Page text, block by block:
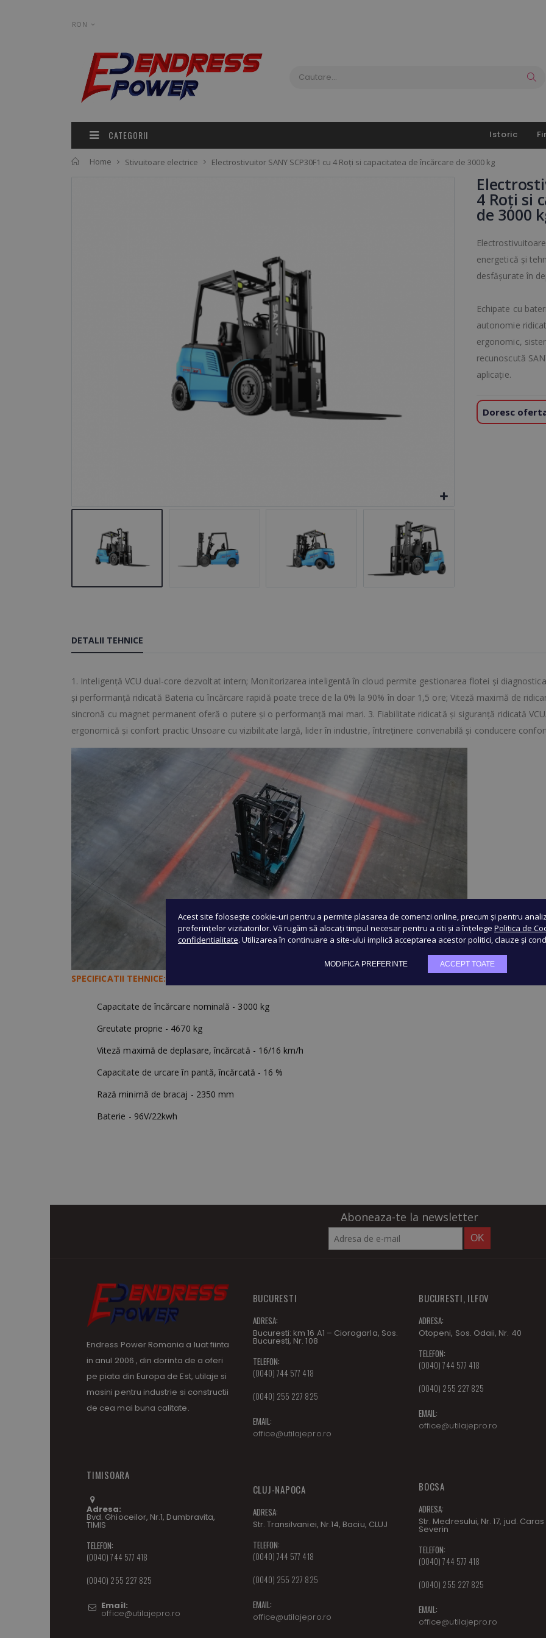
Acest site folosește cookie-uri pentru a permite plasarea de comenzi online, precum și pentru
preferințelor vizitatorilor. Vă rugăm să alocați timpul necesar pentru a citi și a înțelege Politica de
confidentialitate. Utilizarea în continuare a site-ului implică acceptarea acestor politici, clauze și
MODIFICA PREFERINTE ACCEPT TOATE
RON
CATEGORII Istoric
Home Stivuitoare electrice Electrostivuitor SANY SCP30F1 cu 4 Roți si capacitatea de încărcare de 3000 kg
4 Roți si
de 3000
energetică și
desfășurate în
Echipate cu
autonomie
ergonomic,
recunoscută
aplicație.
Doresc
DETALII TEHNICE
1. Inteligență VCU dual-core dezvoltat intern; Monitorizarea inteligentă în cloud permite gestionarea flotei și
și performanță ridicată Bateria cu încărcare rapidă poate trece de la 0% la 90% în doar 1,5 ore; Viteză maximă de
sincronă cu magnet permanent oferă o putere și o performanță mai mari. 3. Fiabilitate ridicată și siguranță ridicată
ergonomică și confort practic Unsoare cu vizibilitate largă, lider în industrie, întreținere convenabilă și conducere
SPECIFICATII TEHNICE:
Capacitate de încărcare nominală - 3000 kg
Greutate proprie - 4670 kg
Viteză maximă de deplasare, încărcată - 16/16 km/h
Capacitate de urcare în pantă, încărcată - 16 %
Rază minimă de bracaj - 2350 mm
Baterie - 96V/22kwh
Aboneaza-te la newsletter
OK
Endress Power Romania a luat fiinta
in anul 2006 , din dorinta de a oferi
pe piata din Europa de Est, utilaje si
masini pentru industrie si constructii
de cea mai buna calitate.
TIMISOARA
Adresa:
Bvd. Ghioceilor, Nr.1, Dumbravita,
TIMIS
TELEFON:
(0040) 744 577 418
(0040) 255 227 825
Email:
office@utilajepro.ro
BUCURESTI
ADRESA:
Bucuresti: km 16 A1 – Ciorogarla, Sos.
Bucuresti, Nr. 108
TELEFON:
(0040) 744 577 418
(0040) 255 227 825
EMAIL:
office@utilajepro.ro
CLUJ-NAPOCA
ADRESA:
Str. Transilvaniei, Nr.14, Baciu, CLUJ
TELEFON:
(0040) 744 577 418
(0040) 255 227 825
EMAIL:
office@utilajepro.ro
BUCURESTI, ILFOV
ADRESA:
Otopeni, Sos. Odaii, Nr. 40
TELEFON:
(0040) 744 577 418
(0040) 255 227 825
EMAIL:
office@utilajepro.ro
BOCSA
ADRESA:
Str. Medresului, Nr. 17, jud. Caras
Severin
TELEFON:
(0040) 744 577 418
(0040) 255 227 825
EMAIL:
office@utilajepro.ro